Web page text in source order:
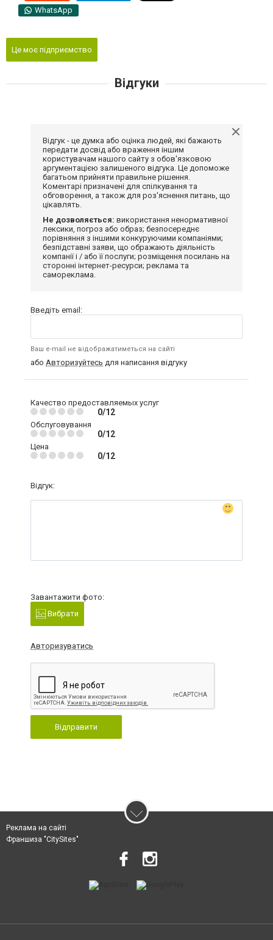
WhatsApp
Це моє підприємство
Відгуки
Відгук - це думка або оцінка людей, які бажають
передати досвід або враження іншим
користувачам нашого сайту з обов'язковою
аргументацією залишеного відгука. Це допоможе
багатьом прийняти правильне рішення.
Коментарі призначені для спілкування та
обговорення, а також для роз'яснення питань, що
цікавлять.
Не дозволяється: використання ненормативної
лексики, погроз або образ; безпосереднє
порівняння з іншими конкуруючими компаніями;
безпідставні заяви, що ображають діяльність
компанії і / або її послуги; розміщення посилань на
сторонні інтернет-ресурси; реклама та
самореклама.
Введіть email:
Ваш e-mail не відображатиметься на сайті
або Авторизуйтесь для написання відгуку
Качество предоставляемых услуг
0/12
Обслуговування
0/12
Цена
0/12
Відгук:
Завантажити фото:
Вибрати
Авторизуватись
Відправити
Реклама на сайті
Франшиза "CitySites"